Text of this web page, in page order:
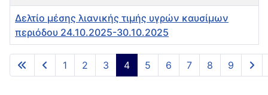
Άρθρα
Δελτίο μέσης λιανικής τιμής υγρών καυσίμων
περιόδου 24.10.2025-30.10.2025
Σελίδα 4 από 9
1 2 3 4 5 6 7 8 9